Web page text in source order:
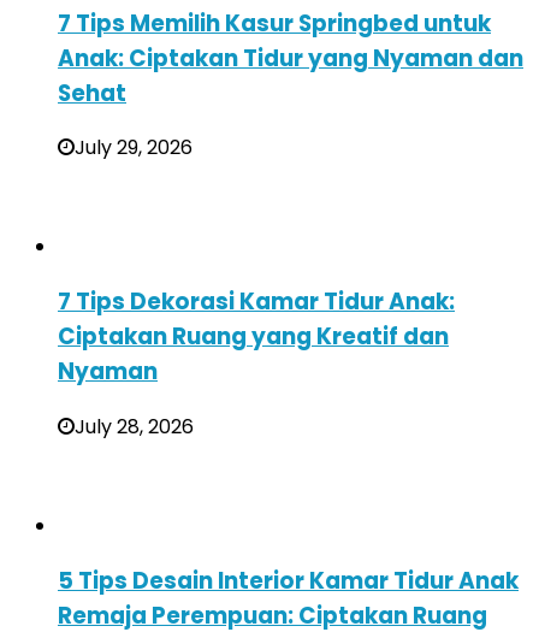
7 Tips Memilih Kasur Springbed untuk
Anak: Ciptakan Tidur yang Nyaman dan
Sehat
July 29, 2026
7 Tips Dekorasi Kamar Tidur Anak:
Ciptakan Ruang yang Kreatif dan
Nyaman
July 28, 2026
5 Tips Desain Interior Kamar Tidur Anak
Remaja Perempuan: Ciptakan Ruang